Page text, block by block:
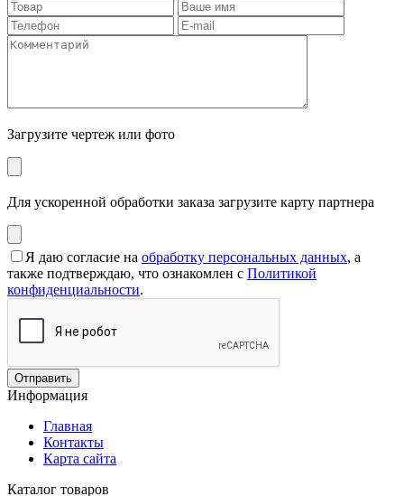
Загрузите чертеж или фото
Для ускоренной обработки заказа загрузите карту партнера
Я даю согласие на обработку персональных данных, а
также подтверждаю, что ознакомлен с Политикой
конфиденциальности.
Информация
Главная
Контакты
Карта сайта
Каталог товаров